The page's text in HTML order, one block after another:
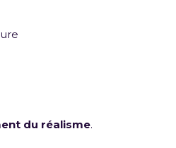
du réalisme.